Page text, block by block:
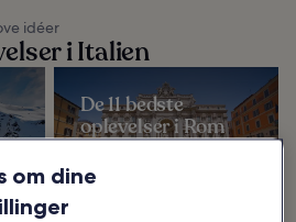
idéer
i Italien
De 11 bedste
oplevelser i Rom
De bedste oplevelser i Rom
vidundere. Få andre byer har
formået at bygge sig op...
om dine